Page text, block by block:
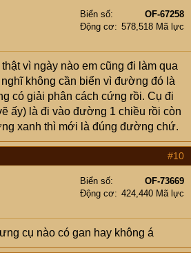
Biển số
OF-67258
Động cơ
578,518 Mã lực
vì ngày nào em cũng đi làm qua
không cần biển vì đường đó là
có giải phân cách cứng rồi. Cụ đi
ấy) là đi vào đường 1 chiều rồi còn
xanh thì mới là đúng đường chứ.
#10
Biển số
OF-73669
Động cơ
424,440 Mã lực
cụ nào có gan hay không á